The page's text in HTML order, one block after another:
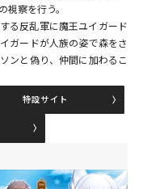
察を行う。
る反乱軍に魔王ユイガード
ガードが人族の姿で森をさ
ンと偽り、仲間に加わるこ
特設サイト